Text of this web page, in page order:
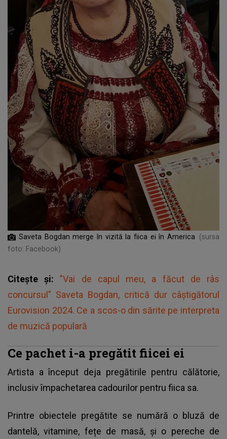
Saveta Bogdan merge în vizită la fiica ei în America (sursa
foto: Facebook)
Citește și:”Vai de capul meu, a făcut de râs
concursul” Saveta Bogdan, critică dur câștigătorul
Eurovision 2024. Ce a scos-o din sărite pe interpreta
de muzică populară
Ce pachet i-a pregătit fiicei ei
Artista a început deja pregătirile pentru călătorie,
inclusiv împachetarea cadourilor pentru fiica sa.
Printre obiectele pregătite se numără o bluză de
dantelă, vitamine, fețe de masă, și o pereche de